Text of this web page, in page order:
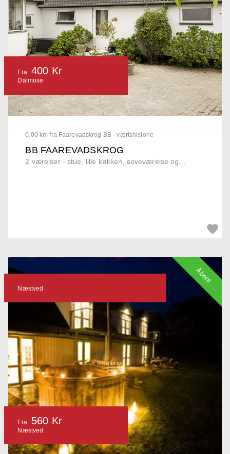
0.00 km fra Faarevadskrog BB - værtshistorie
BB FAAREVADSKROG
2 værelser - stue, lille køkken, soveværelse og...
Fra 400 Kr
Dalmose
Næstved
Fra 560 Kr
Næstved
Åbent